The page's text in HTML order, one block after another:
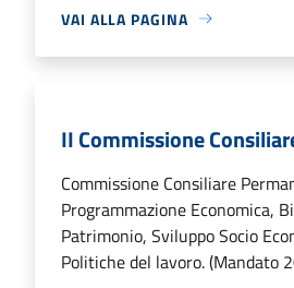
VAI ALLA PAGINA
II Commissione
Commissione Consiliare
Programmazione Economica,
Patrimonio, Sviluppo Socio
Politiche del lavoro. (Mandato